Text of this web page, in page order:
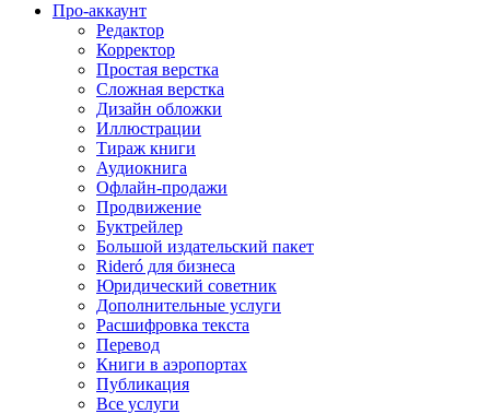
Про-аккаунт
Редактор
Корректор
Простая верстка
Сложная верстка
Дизайн обложки
Иллюстрации
Тираж книги
Аудиокнига
Офлайн-продажи
Продвижение
Буктрейлер
Большой издательский пакет
Rideró для бизнеса
Юридический советник
Дополнительные услуги
Расшифровка текста
Перевод
Книги в аэропортах
Публикация
Все услуги